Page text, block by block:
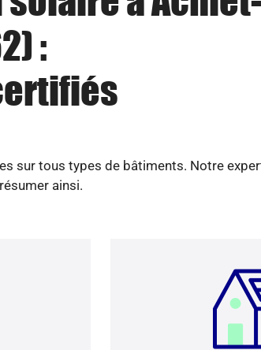
:
sur tous types de bâtiments. Notre
ainsi.